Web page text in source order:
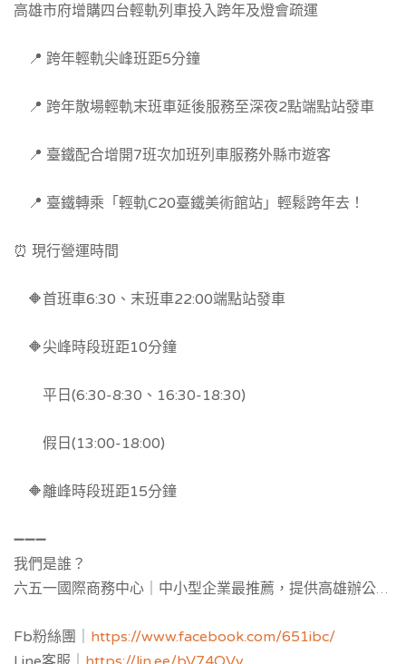
高雄市府增購四台輕軌列車投入跨年及燈會疏運
📍 跨年輕軌尖峰班距5分鐘
📍 跨年散場輕軌末班車延後服務至深夜2點端點站發車
📍 臺鐵配合增開7班次加班列車服務外縣市遊客
📍 臺鐵轉乘「輕軌C20臺鐵美術館站」輕鬆跨年去！
⏰ 現行營運時間
🔶首班車6:30、末班車22:00端點站發車
🔶尖峰時段班距10分鐘
平日(6:30-8:30、16:30-18:30)
假日(13:00-18:00)
🔶離峰時段班距15分鐘
➖➖➖
我們是誰？
六五一國際商務中心｜中小型企業最推薦，提供高雄辦公室
登記，服務空間：客製化獨立辦公室與共享空間樓層區隔，
Fb粉絲團｜ https://www.facebook.com/651ibc/